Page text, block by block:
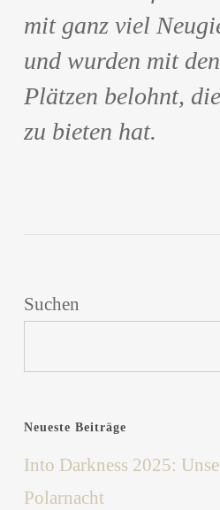
mit ganz viel
und wurden mit
Plätzen belohnt,
zu bieten hat.
Suchen
Neueste Beiträge
Into Darkness 2025:
Polarnacht